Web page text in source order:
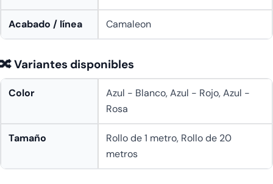
Acabado / línea Camaleon
🔀 Variantes disponibles
Color
Azul - Blanco, Azul - Rojo, Azul -
Rosa
Tamaño
Rollo de 1 metro, Rollo de 20
metros